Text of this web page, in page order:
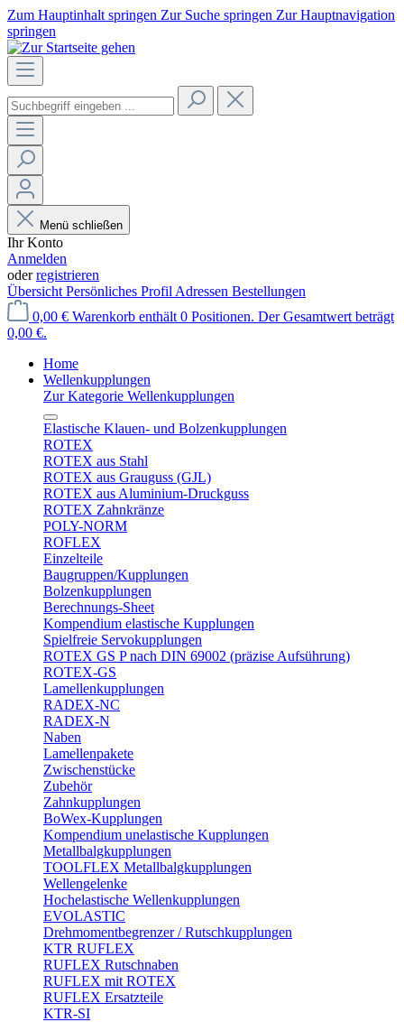
Zum Hauptinhalt springen Zur Suche springen Zur Hauptnavigation
springen
Menü schließen
Ihr Konto
Anmelden
oderregistrieren
Übersicht Persönliches Profil Adressen Bestellungen
0,00 € Warenkorb enthält 0 Positionen. Der Gesamtwert beträgt
0,00 €.
Home
Wellenkupplungen
Zur Kategorie Wellenkupplungen
Elastische Klauen- und Bolzenkupplungen
ROTEX
ROTEX aus Stahl
ROTEX aus Grauguss (GJL)
ROTEX aus Aluminium-Druckguss
ROTEX Zahnkränze
POLY-NORM
ROFLEX
Einzelteile
Baugruppen/Kupplungen
Bolzenkupplungen
Berechnungs-Sheet
Kompendium elastische Kupplungen
Spielfreie Servokupplungen
ROTEX GS P nach DIN 69002 (präzise Aufsührung)
ROTEX-GS
Lamellenkupplungen
RADEX-NC
RADEX-N
Naben
Lamellenpakete
Zwischenstücke
Zubehör
Zahnkupplungen
BoWex-Kupplungen
Kompendium unelastische Kupplungen
Metallbalgkupplungen
TOOLFLEX Metallbalgkupplungen
Wellengelenke
Hochelastische Wellenkupplungen
EVOLASTIC
Drehmomentbegrenzer / Rutschkupplungen
KTR RUFLEX
RUFLEX Rutschnaben
RUFLEX mit ROTEX
RUFLEX Ersatzteile
KTR-SI